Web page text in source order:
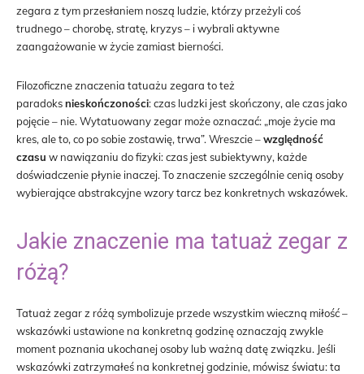
zegara z tym przesłaniem noszą ludzie, którzy przeżyli coś
trudnego – chorobę, stratę, kryzys – i wybrali aktywne
zaangażowanie w życie zamiast bierności.
Filozoficzne znaczenia tatuażu zegara to też
paradoksnieskończoności: czas ludzki jest skończony, ale czas jako
pojęcie – nie. Wytatuowany zegar może oznaczać: „moje życie ma
kres, ale to, co po sobie zostawię, trwa”. Wreszcie –względność
czasu w nawiązaniu do fizyki: czas jest subiektywny, każde
doświadczenie płynie inaczej. To znaczenie szczególnie cenią osoby
wybierające abstrakcyjne wzory tarcz bez konkretnych wskazówek.
Jakie znaczenie ma tatuaż zegar z
różą?
Tatuaż zegar z różą symbolizuje przede wszystkim wieczną miłość –
wskazówki ustawione na konkretną godzinę oznaczają zwykle
moment poznania ukochanej osoby lub ważną datę związku. Jeśli
wskazówki zatrzymałeś na konkretnej godzinie, mówisz światu: ta